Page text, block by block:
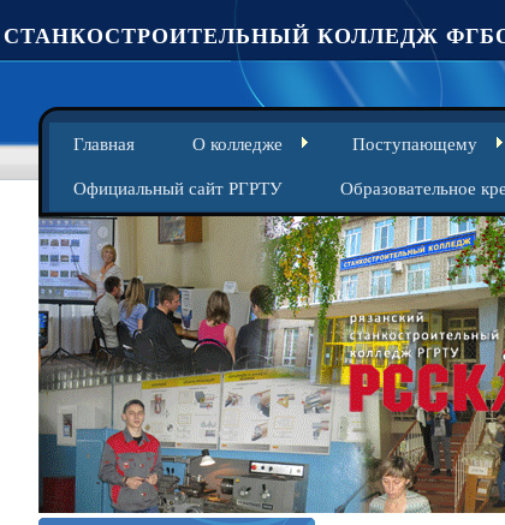
СТАНКОСТРОИТЕЛЬНЫЙ КОЛЛЕДЖ
Главная О колледже Поступающему
Официальный сайт РГРТУ Образовательное